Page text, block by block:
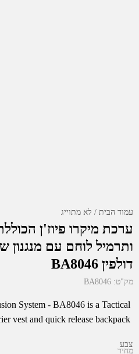
עמוד הבית לא מתוייג
ערכת מיקרו פיוז'ן
ותרמיל לוחם עם מנגנון
דולפין BA8046
מק"ט: BA8046
System - BA8046 is a Tactical
vest and quick release backpack
מחיר
צבע